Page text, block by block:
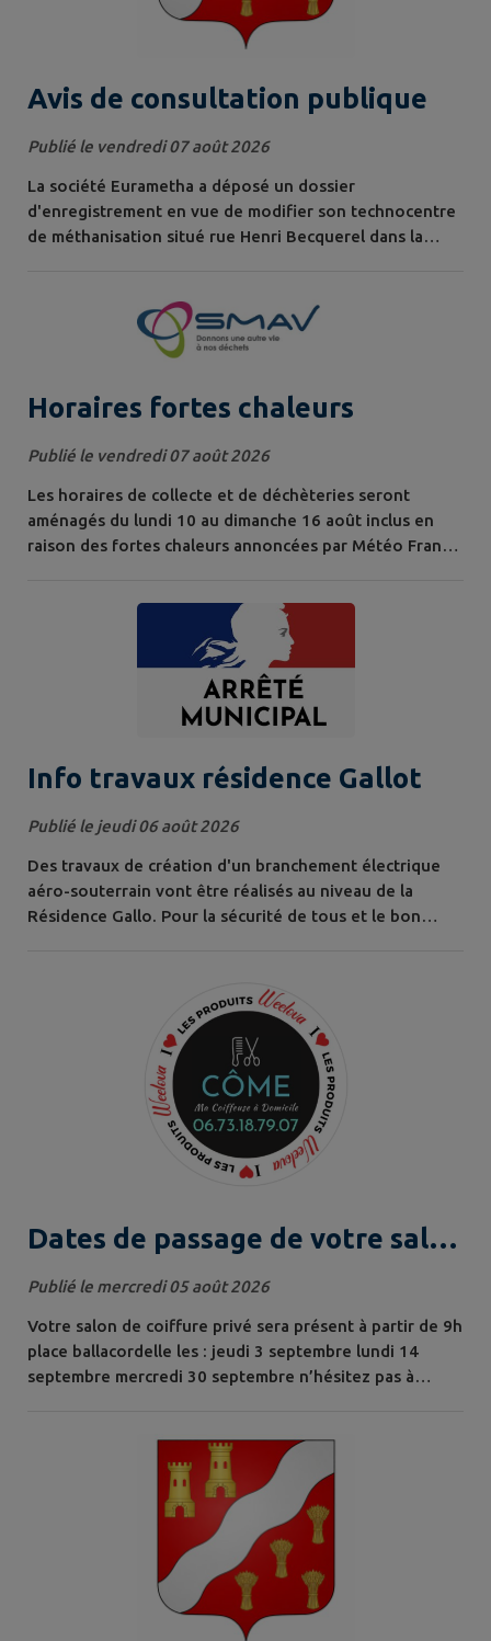
Avis de consultation publique
Publié le vendredi 07 août 2026
La société Eurametha a déposé un dossier
d'enregistrement en vue de modifier son technocentre
de méthanisation situé rue Henri Becquerel dans la
département du Nord (59) et les 83 communes du
département du Pas-de-Calais (62) dont Rivière. Cette
demande est soumise à consultation du public du 2...
Horaires fortes chaleurs
Publié le vendredi 07 août 2026
Les horaires de collecte et de déchèteries seront
aménagés du lundi 10 au dimanche 16 août inclus en
raison des fortes chaleurs annoncées par Météo France.
effet, le protocole suivant est mis en vigueur : La
collecte des bacs en porte-à-porte aura lieu de 4h30 à
11h30 et de 19h à 2h....
Info travaux résidence Gallot
Publié le jeudi 06 août 2026
Des travaux de création d'un branchement électrique
aéro-souterrain vont être réalisés au niveau de la
Résidence Gallo. Pour la sécurité de tous et le bon
Période : Du 15 août 2026 au 13 septembre 2026 inclus.
Secteur : Voie communale Résidence Gallo. Mesures
mises en place durant les travaux : *...
Dates de passage de votre salon
privé en septembre
Publié le mercredi 05 août 2026
Votre salon de coiffure privé sera présent à partir de 9h
place ballacordelle les : jeudi 3 septembre lundi 14
septembre mercredi 30 septembre n’hésitez pas à